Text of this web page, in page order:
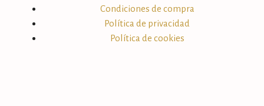
Condiciones de compra
Política de privacidad
Política de cookies